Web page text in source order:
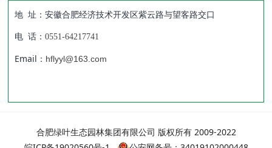
地 址：安徽合肥经济技术开发区紫云路与望客路交口
电 话：0551-64217741
Email： hflyyl@163.com
合肥绿叶生态园林集团有限公司 版权所有 2009-2022